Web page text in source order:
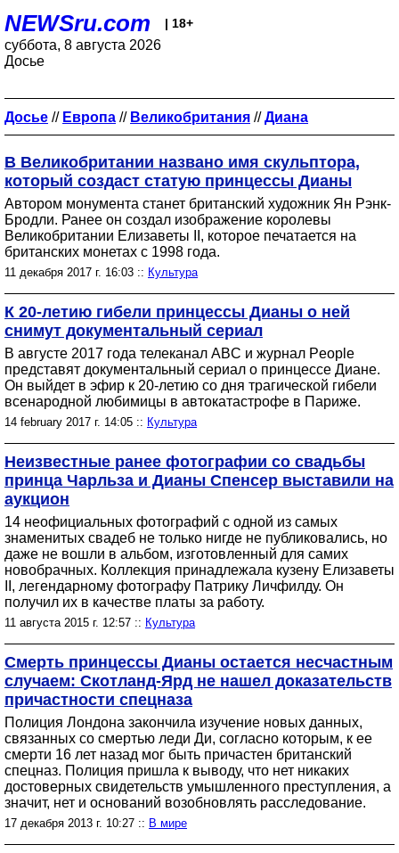
NEWSru.com | 18+
суббота, 8 августа 2026
Досье
Досье // Европа // Великобритания //Диана
В Великобритании названо имя скульптора,
который создаст статую принцессы Дианы
Автором монумента станет британский художник Ян Рэнк-
Бродли. Ранее он создал изображение королевы
Великобритании Елизаветы II, которое печатается на
британских монетах с 1998 года.
11 декабря 2017 г. 16:03 :: Культура
К 20-летию гибели принцессы Дианы о ней
снимут документальный сериал
В августе 2017 года телеканал ABC и журнал People
представят документальный сериал о принцессе Диане.
Он выйдет в эфир к 20-летию со дня трагической гибели
всенародной любимицы в автокатастрофе в Париже.
14 february 2017 г. 14:05 :: Культура
Неизвестные ранее фотографии со свадьбы
принца Чарльза и Дианы Спенсер выставили на
аукцион
14 неофициальных фотографий с одной из самых
знаменитых свадеб не только нигде не публиковались, но
даже не вошли в альбом, изготовленный для самих
новобрачных. Коллекция принадлежала кузену Елизаветы
II, легендарному фотографу Патрику Личфилду. Он
получил их в качестве платы за работу.
11 августа 2015 г. 12:57 :: Культура
Смерть принцессы Дианы остается несчастным
случаем: Скотланд-Ярд не нашел доказательств
причастности спецназа
Полиция Лондона закончила изучение новых данных,
связанных со смертью леди Ди, согласно которым, к ее
смерти 16 лет назад мог быть причастен британский
спецназ. Полиция пришла к выводу, что нет никаких
достоверных свидетельств умышленного преступления, а
значит, нет и оснований возобновлять расследование.
17 декабря 2013 г. 10:27 :: В мире